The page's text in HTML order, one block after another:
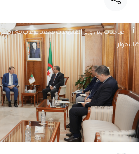
هايتمولر